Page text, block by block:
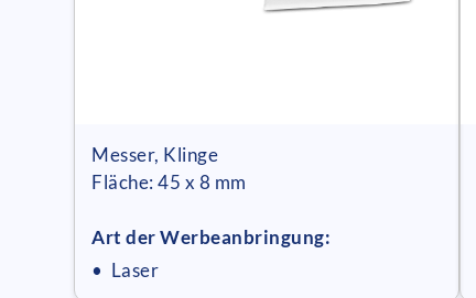
Messer, Klinge
Fläche: 45 x 8 mm
Art der Werbeanbringung:
• Laser